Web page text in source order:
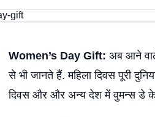
Women’s Day Gift: अब आने
से भी जानते हैं. महिला दिवस पूरी
दिवस और और अन्य देश में वुमन्स डे के